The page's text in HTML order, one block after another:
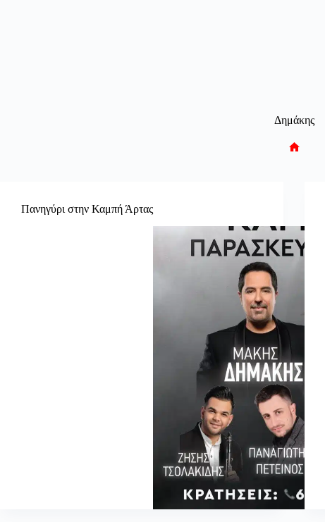
Δημάκης
Πανηγύρι στην Καμπή Άρτας